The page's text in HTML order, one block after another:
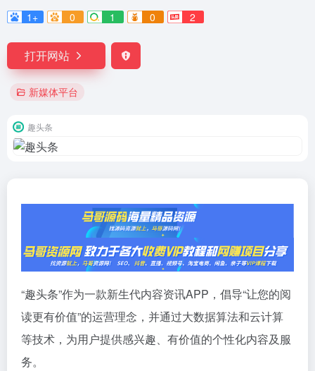
1+
0 1 0 2
打开网站
新媒体平台
趣头条
“趣头条”作为一款新生代内容资讯APP，倡导“让您的阅
读更有价值”的运营理念，并通过大数据算法和云计算
等技术，为用户提供感兴趣、有价值的个性化内容及服
务。